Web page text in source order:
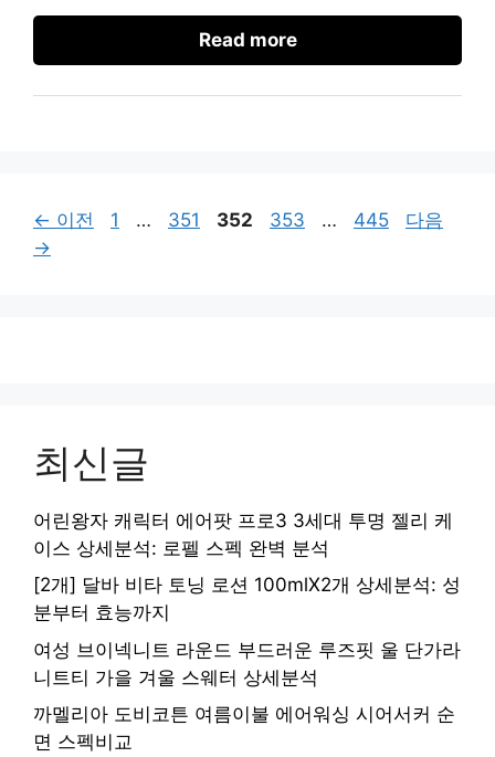
Read more
← 이전
페
1 …
페
351
페
352
페
353 …
페
445
다음
→
최신글
어린왕자 캐릭터 에어팟 프로3 3세대 투명 젤리 케
이스 상세분석: 로펠 스펙 완벽 분석
[2개] 달바 비타 토닝 로션 100mlX2개 상세분석: 성
분부터 효능까지
여성 브이넥니트 라운드 부드러운 루즈핏 울 단가라
니트티 가을 겨울 스웨터 상세분석
까멜리아 도비코튼 여름이불 에어워싱 시어서커 순
면 스펙비교